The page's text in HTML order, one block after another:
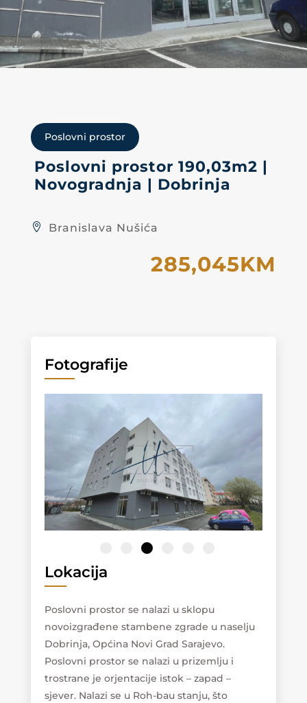
Poslovni prostor
Poslovni prostor 190,03m2 |
Novogradnja | Dobrinja
Branislava Nušića
285,045KM
Fotografije
Lokacija
Poslovni prostor se nalazi u sklopu
novoizgrađene stambene zgrade u naselju
Dobrinja, Općina Novi Grad Sarajevo.
Poslovni prostor se nalazi u prizemlju i
trostrane je orjentacije istok – zapad –
sjever. Nalazi se u Roh-bau stanju, što